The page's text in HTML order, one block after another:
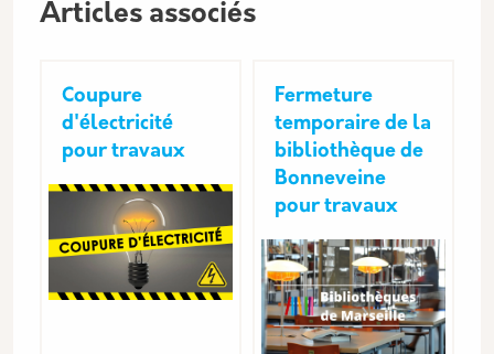
Articles associés
Coupure
d'électricité
pour travaux
Fermeture
temporaire de la
bibliothèque de
Bonneveine
pour travaux